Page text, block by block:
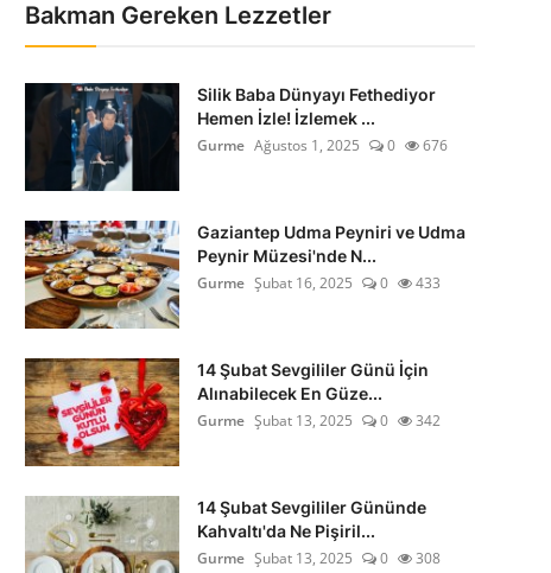
Bakman Gereken Lezzetler
Silik Baba Dünyayı Fethediyor
Hemen İzle! İzlemek ...
Gurme Ağustos 1, 2025 0 676
Gaziantep Udma Peyniri ve Udma
Peynir Müzesi'nde N...
Gurme Şubat 16, 2025 0 433
14 Şubat Sevgililer Günü İçin
Alınabilecek En Güze...
Gurme Şubat 13, 2025 0 342
14 Şubat Sevgililer Gününde
Kahvaltı'da Ne Pişiril...
Gurme Şubat 13, 2025 0 308